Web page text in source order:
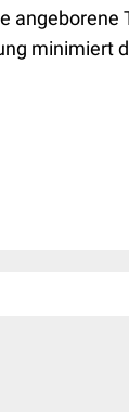
angeborene
minimiert